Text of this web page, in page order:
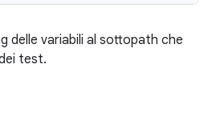
delle variabili al sottopath che
test.